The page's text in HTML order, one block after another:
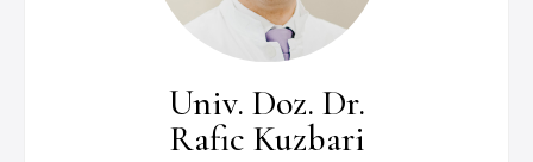
Univ. Doz. Dr.
Rafic Kuzbari